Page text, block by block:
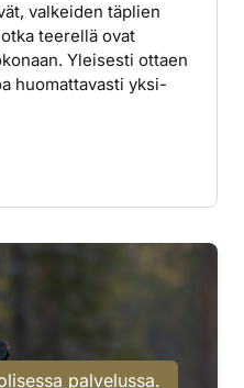
valkeiden täplien
teerellä ovat
Yleisesti ottaen
huomattavasti yksi­
palvelussa.